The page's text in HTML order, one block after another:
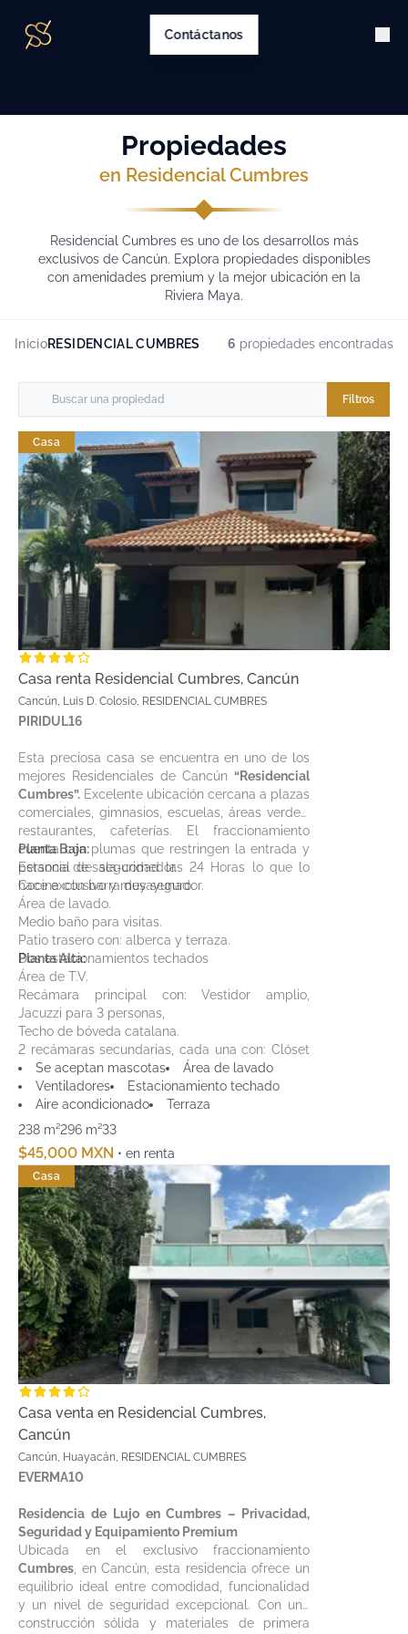
Contáctanos
Propiedades
en Residencial Cumbres
Residencial Cumbres es uno de los desarrollos más
exclusivos de Cancún. Explora propiedades disponibles
con amenidades premium y la mejor ubicación en la
Riviera Maya.
InicioRESIDENCIAL CUMBRES 6 propiedades encontradas
Filtros
Casa
Casa renta Residencial Cumbres, Cancún
Cancún, Luis D. Colosio, RESIDENCIAL CUMBRES
PIRIDUL16
Esta preciosa casa se encuentra en uno de los
mejores Residenciales de Cancún “Residencial
Cumbres”. Excelente ubicación cercana a plazas
comerciales, gimnasios, escuelas, áreas verdes,
restaurantes, cafeterías. El fraccionamiento
cuenta con plumas que restringen la entrada y
personal de seguridad las 24 Horas lo que lo
hace exclusivo y muy seguro.
Planta Baja:
Estancia de sala-comedor.
Cocina con barra desayunador.
Área de lavado.
Medio baño para visitas.
Patio trasero con: alberca y terraza.
Dos estacionamientos techados
Planta Alta:
Área de T.V.
Recámara principal con: Vestidor amplio,
Jacuzzi para 3 personas,
Techo de bóveda catalana.
2 recámaras secundarias, cada una con: Clóset
y baño completo.
Cuarto de servicio con baño completo.
Se aceptan mascotas
Área de lavado
Ventiladores
Estacionamiento techado
Aire acondicionado
Terraza
238 m²296 m²33
$45,000 MXN • en renta
Casa
Casa venta en Residencial Cumbres,
Cancún
Cancún, Huayacán, RESIDENCIAL CUMBRES
EVERMA10
Residencia de Lujo en Cumbres – Privacidad,
Seguridad y Equipamiento Premium
Ubicada en el exclusivo fraccionamiento
Cumbres , en Cancún, esta residencia ofrece un
equilibrio ideal entre comodidad, funcionalidad
y un nivel de seguridad excepcional. Con una
construcción sólida y materiales de primera